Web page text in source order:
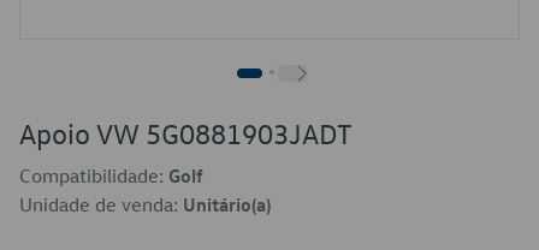
Apoio VW 5G0881903JADT
Compatibilidade: Golf
Unidade de venda: Unitário(a)